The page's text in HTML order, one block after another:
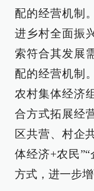
配的经营机制
进乡村全面振
索符合其发展
配的经营机制
农村集体经济
合方式拓展经
区共营、村企
体经济+农民
方式，进一步